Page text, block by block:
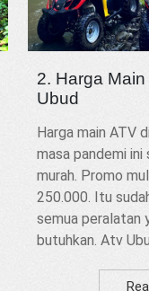
2. Harga Main
Ubud
Harga main ATV
masa pandemi ini
murah. Promo
250.000. Itu
semua peralatan
butuhkan. Atv